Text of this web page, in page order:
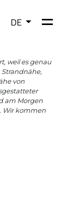
DE
weil es genau
von
am Morgen
Wir kommen